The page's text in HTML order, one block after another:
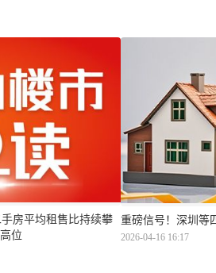
房平均租售比持续攀
位
重磅信号！深圳等
2026-04-16 16:17